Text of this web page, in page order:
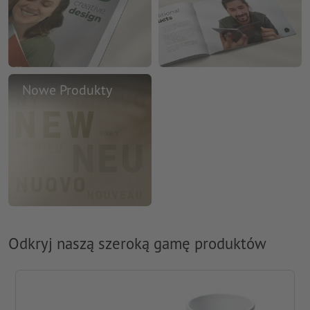
Nowe Produkty
Odkryj naszą szeroką gamę produktów